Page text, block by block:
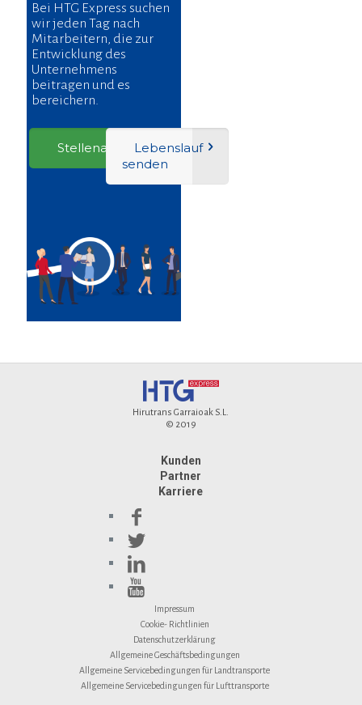
Bei HTG Express suchen
wir jeden Tag nach
Mitarbeitern, die zur
Entwicklung des
Unternehmens
beitragen und es
bereichern.
StellenangeboteLebenslauf
senden
Hirutrans Garraioak S.L.
© 2019
Kunden
Partner
Karriere
Impressum
Cookie- Richtlinien
Datenschutzerklärung
Allgemeine Geschäftsbedingungen
Allgemeine Servicebedingungen für Landtransporte
Allgemeine Servicebedingungen für Lufttransporte